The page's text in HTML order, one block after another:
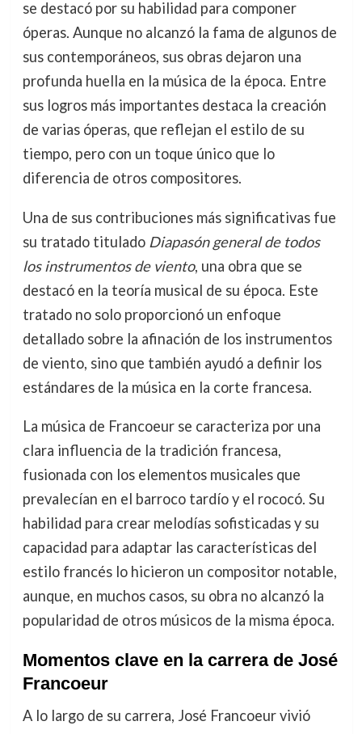
se destacó por su habilidad para componer
óperas. Aunque no alcanzó la fama de algunos de
sus contemporáneos, sus obras dejaron una
profunda huella en la música de la época. Entre
sus logros más importantes destaca la creación
de varias óperas, que reflejan el estilo de su
tiempo, pero con un toque único que lo
diferencia de otros compositores.
Una de sus contribuciones más significativas fue
su tratado titulado Diapasón general de todos
los instrumentos de viento, una obra que se
destacó en la teoría musical de su época. Este
tratado no solo proporcionó un enfoque
detallado sobre la afinación de los instrumentos
de viento, sino que también ayudó a definir los
estándares de la música en la corte francesa.
La música de Francoeur se caracteriza por una
clara influencia de la tradición francesa,
fusionada con los elementos musicales que
prevalecían en el barroco tardío y el rococó. Su
habilidad para crear melodías sofisticadas y su
capacidad para adaptar las características del
estilo francés lo hicieron un compositor notable,
aunque, en muchos casos, su obra no alcanzó la
popularidad de otros músicos de la misma época.
Momentos clave en la carrera de José
Francoeur
A lo largo de su carrera, José Francoeur vivió